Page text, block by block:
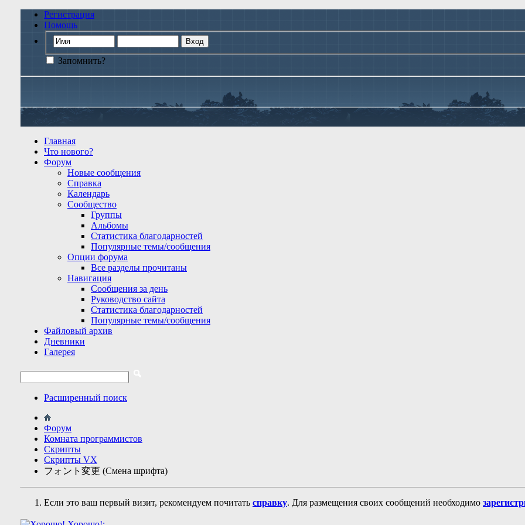
Регистрация
Помощь
Запомнить?
Главная
Что нового?
Форум
Новые сообщения
Справка
Календарь
Сообщество
Группы
Альбомы
Статистика благодарностей
Популярные темы/сообщения
Опции форума
Все разделы прочитаны
Навигация
Сообщения за день
Руководство сайта
Статистика благодарностей
Популярные темы/сообщения
Файловый архив
Дневники
Галерея
Расширенный поиск
Форум
Комната программистов
Скрипты
Скрипты VX
フォント変更 (Смена шрифта)
Если это ваш первый визит, рекомендуем почитать справку. Для размещения своих сообщений необходимо